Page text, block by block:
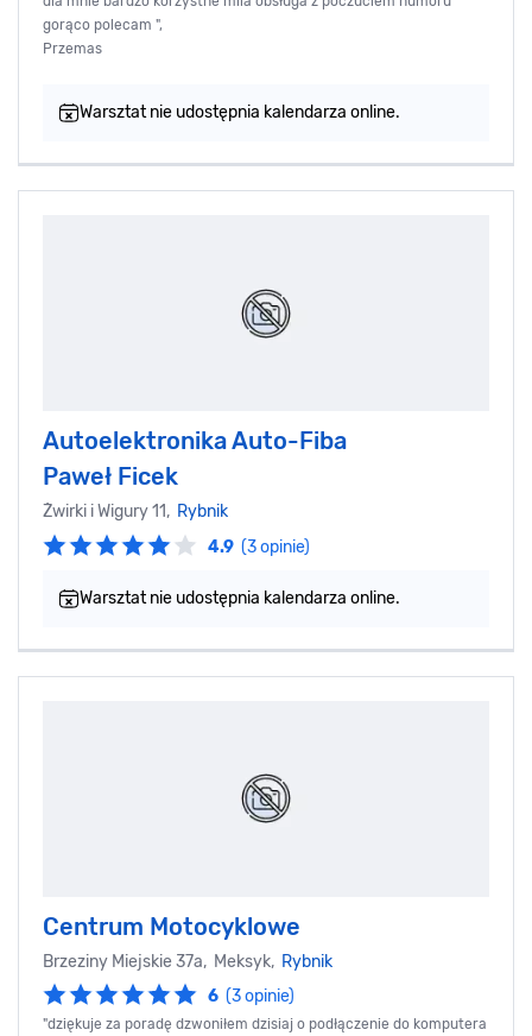
gorąco polecam ",
Przemas
Warsztat nie udostępnia kalendarza online.
Autoelektronika Auto-Fiba
Paweł Ficek‎
Żwirki i Wigury 11, Rybnik
4.9 (3 opinie)
Warsztat nie udostępnia kalendarza online.
Centrum Motocyklowe
Brzeziny Miejskie 37a, Meksyk, Rybnik
6 (3 opinie)
"dziękuje za poradę dzwoniłem dzisiaj o podłączenie do komputera